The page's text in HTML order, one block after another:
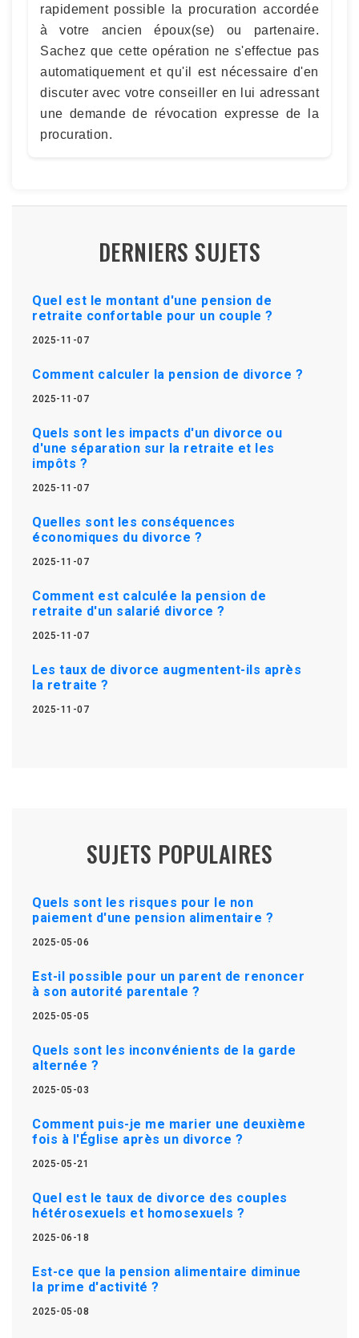
rapidement possible la procuration accordée
à votre ancien époux(se) ou partenaire.
Sachez que cette opération ne s'effectue pas
automatiquement et qu'il est nécessaire d'en
discuter avec votre conseiller en lui adressant
une demande de révocation expresse de la
procuration.
DERNIERS SUJETS
Quel est le montant d'une pension de
retraite confortable pour un couple ?
2025-11-07
Comment calculer la pension de divorce ?
2025-11-07
Quels sont les impacts d'un divorce ou
d'une séparation sur la retraite et les
impôts ?
2025-11-07
Quelles sont les conséquences
économiques du divorce ?
2025-11-07
Comment est calculée la pension de
retraite d'un salarié divorce ?
2025-11-07
Les taux de divorce augmentent-ils après
la retraite ?
2025-11-07
SUJETS POPULAIRES
Quels sont les risques pour le non
paiement d'une pension alimentaire ?
2025-05-06
Est-il possible pour un parent de renoncer
à son autorité parentale ?
2025-05-05
Quels sont les inconvénients de la garde
alternée ?
2025-05-03
Comment puis-je me marier une deuxième
fois à l'Église après un divorce ?
2025-05-21
Quel est le taux de divorce des couples
hétérosexuels et homosexuels ?
2025-06-18
Est-ce que la pension alimentaire diminue
la prime d'activité ?
2025-05-08